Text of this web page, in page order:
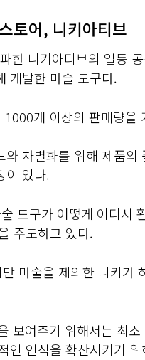
토어, 니키아티브
한 니키아티브의 일등
개발한 마술 도구다.
개 이상의 판매량을
와 차별화를 위해 제품
이 있다.
도구가 어떻게 어디서
주도하고 있다.
마술을 제외한 니키가
보여주기 위해서는 최
인 인식을 확산시키기